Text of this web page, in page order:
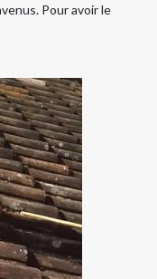
Pour avoir le